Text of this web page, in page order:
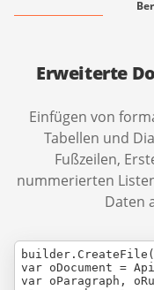
Erweiterte
Einfügen von
Tabellen und
Fußzeilen,
nummerierten
Daten
var oDocument =
var oParagraph,